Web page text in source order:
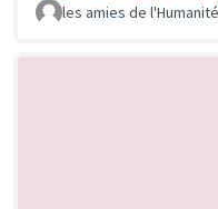
les amies de l'Humanité